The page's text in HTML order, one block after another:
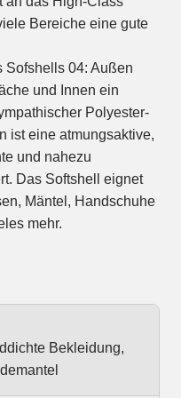
Bereiche eine gute
Sofshells 04: Außen
und Innen ein
Polyester-
ist eine atmungsaktive,
und nahezu
Das Softshell eignet
Mäntel, Handschuhe
mehr.
Bekleidung,